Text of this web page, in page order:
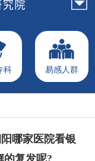
科 易感人群
哪家医院看银
的复发呢?